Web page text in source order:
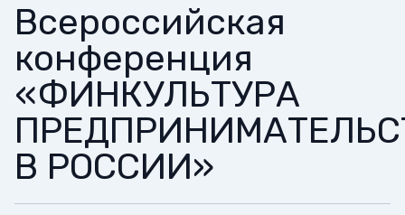
Всероссийская
конференция
«ФИНКУЛЬТУРА
В РОССИИ»